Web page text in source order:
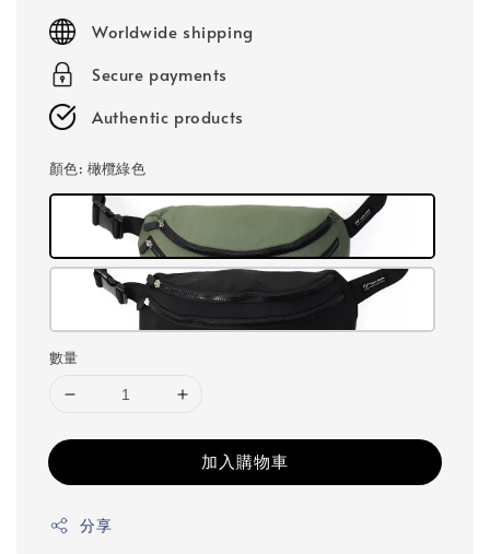
price
Worldwide shipping
Secure payments
Authentic products
顏色: 橄欖綠色
數量
加入購物車
分享